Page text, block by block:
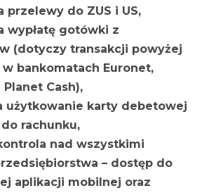
przelewy do ZUS i US,
wypłatę gotówki z
(dotyczy transakcji powyżej
w bankomatach Euronet,
Cash),
użytkowanie karty debetowej
rachunku,
nad wszystkimi
– dostęp do
aplikacji mobilnej oraz